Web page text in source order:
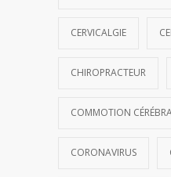
CERVICALGIE
CHIROPRACTEUR
COMMOTION
CORONAVIRUS